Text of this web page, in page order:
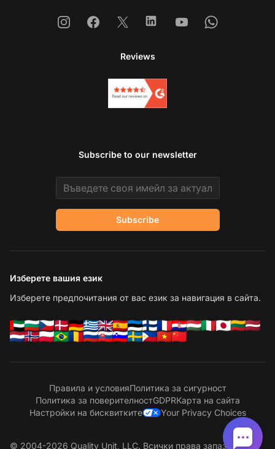
InstagramFacebook
X LinkedinYoutubeWhatsapp
Reviews
Subscribe to our newsletter
Email address
Subscribe
Изберете вашия език
Изберете предпочитания от вас език за навигация в сайта.
Правила и условияПолитика за сигурност
Политика за поверителностGDPRКарта на сайта
Настройки на бисквитките
Your Privacy Choices
© 2004-2026 Quality Unit, LLC. Всички права запазени.